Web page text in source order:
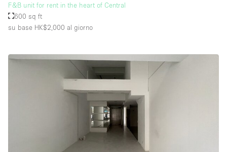
F&B unit for rent in the heart of Central
600 sq ft
su base HK$2,000 al giorno